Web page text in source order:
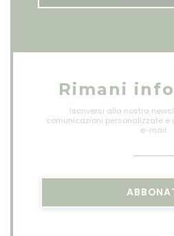
Rimani
Iscriversi alla nostra
comunicazioni personalizzate e
e-mail.